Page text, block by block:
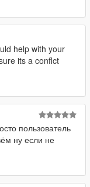
help with your
its a conflct
пользователь
ну если не